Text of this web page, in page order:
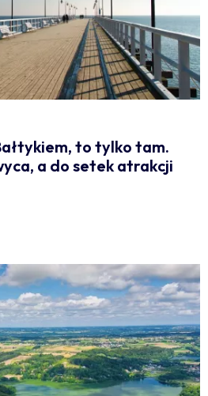
to tylko tam.
a do setek atrakcji